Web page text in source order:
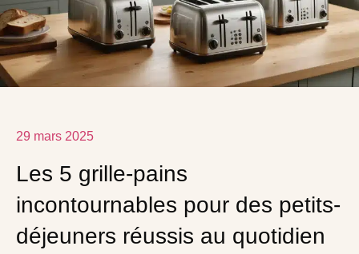
29 mars 2025
Les 5 grille-pains
incontournables pour des petits-
déjeuners réussis au quotidien